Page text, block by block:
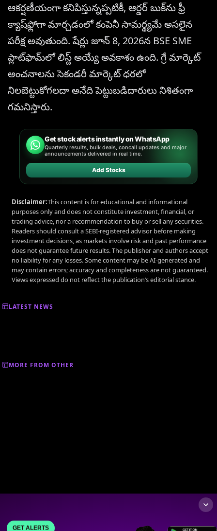
ఆకర్షణీయంగా కనిపిస్తున్నప్పటికీ, ఆర్డర్ బుక్‌ను ఫ్రీ
క్యాష్‌ఫ్లోగా మార్చడంలో కంపెనీ సామర్థ్యమే అసలైన
పరీక్ష అవుతుంది. షేర్లు జూన్ 8, 2026న BSE SME
ప్లాట్‌ఫామ్‌లో లిస్ట్ అయ్యే అవకాశం ఉంది. గ్రే మార్కెట్
అంచనాలను సెకండరీ మార్కెట్ ధరలో
నిలబెట్టుకోగలదా అనేది పెట్టుబడిదారులు నిశితంగా
గమనిస్తారు.
Get stock alerts instantly on WhatsApp
Quarterly results, bulk deals, concall updates and major
announcements delivered in real time.
Add Stocks
Disclaimer:This content is for educational and informational
purposes only and does not constitute investment, financial, or
trading advice, nor a recommendation to buy or sell any securities.
Readers should consult a SEBI-registered advisor before making
investment decisions, as markets involve risk and past performance
does not guarantee future results. The publisher and authors accept
no liability for any losses. Some content may be AI-generated and
may contain errors; accuracy and completeness are not guaranteed.
Views expressed do not reflect the publication’s editorial stance.
LATEST NEWS
MORE FROM OTHER
GET ALERTS